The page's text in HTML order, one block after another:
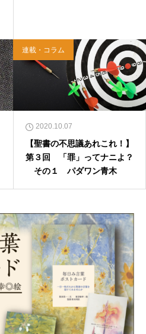
連載・コラム
2020.10.07
【聖書の不思議あれこれ！】
第３回 「罪」ってナニよ？
その１ パダワン青木